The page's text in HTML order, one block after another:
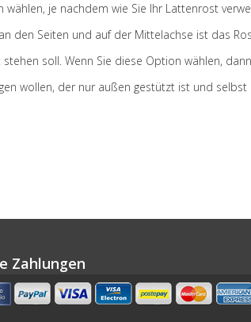
je nachdem wie Sie Ihr Lattenrost
den Seiten und auf der Mittelachse ist das
soll. Wenn Sie diese Option wählen,
wollen, der nur außen gestützt ist und
Zahlungen